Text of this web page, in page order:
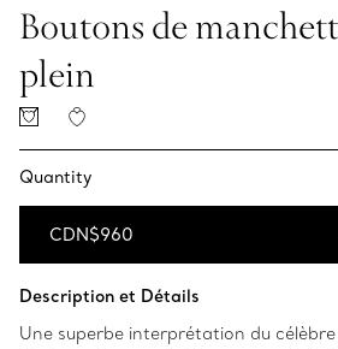
Boutons de
plein
Quantity
CDN$960
Description et Détails
Une superbe interprétation du